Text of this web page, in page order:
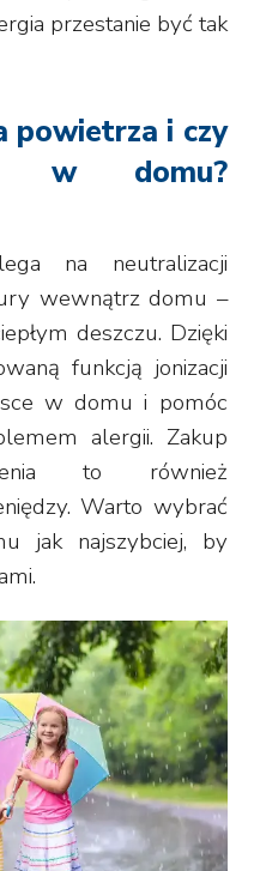
przestanie być tak
powietrza i czy
w domu?
na neutralizacji
wewnątrz domu –
deszczu. Dzięki
funkcją jonizacji
w domu i pomóc
alergii. Zakup
to również
Warto wybrać
jak najszybciej, by